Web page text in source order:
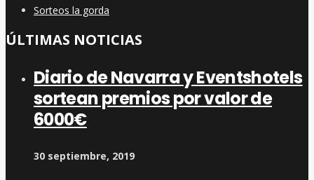
Sorteos la gorda
ÚLTIMAS NOTICIAS
Diario de Navarra y Eventshotels
sortean premios por valor de
6000€
30 septiembre, 2019